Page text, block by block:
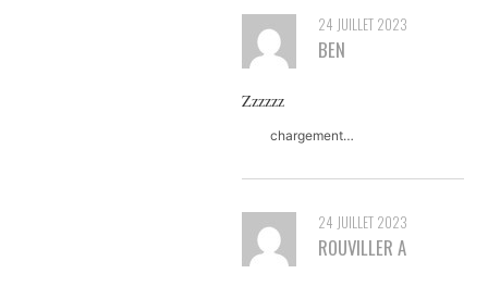
24 JUILLET 2023
BEN
Zzzzzz
chargement…
24 JUILLET 2023
ROUVILLER A